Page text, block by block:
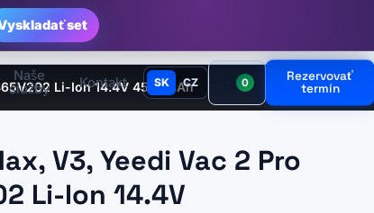
set
Naše
služby
Kontakt SK CZ 0
Rezervovať
termín
Li-Ion 14.4V 4500mAh
V3, Yeedi Vac 2 Pro
Li-Ion 14.4V